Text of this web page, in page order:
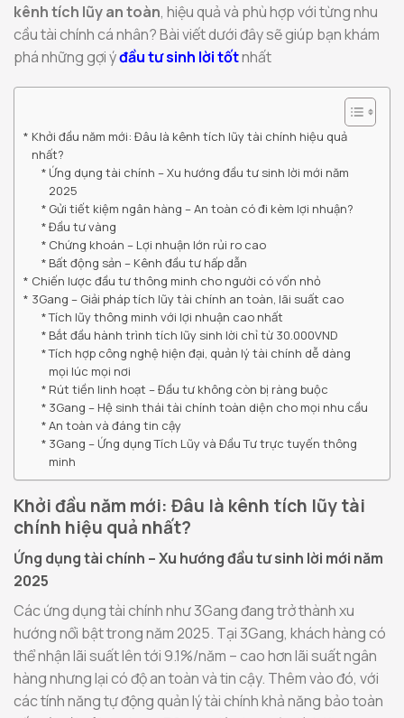
kênh tích lũy an toàn, hiệu quả và phù hợp với từng nhu
cầu tài chính cá nhân? Bài viết dưới đây sẽ giúp bạn khám
phá những gợi ýđầu tư sinh lời tốtnhất
Khởi đầu năm mới: Đâu là kênh tích lũy tài chính hiệu quả
nhất?
Ứng dụng tài chính – Xu hướng đầu tư sinh lời mới năm
2025
Gửi tiết kiệm ngân hàng – An toàn có đi kèm lợi nhuận?
Đầu tư vàng
Chứng khoán – Lợi nhuận lớn rủi ro cao
Bất động sản – Kênh đầu tư hấp dẫn
Chiến lược đầu tư thông minh cho người có vốn nhỏ
3Gang – Giải pháp tích lũy tài chính an toàn, lãi suất cao
Tích lũy thông minh với lợi nhuận cao nhất
Bắt đầu hành trình tích lũy sinh lời chỉ từ 30.000VND
Tích hợp công nghệ hiện đại, quản lý tài chính dễ dàng
mọi lúc mọi nơi
Rút tiền linh hoạt – Đầu tư không còn bị ràng buộc
3Gang – Hệ sinh thái tài chính toàn diện cho mọi nhu cầu
An toàn và đáng tin cậy
3Gang – Ứng dụng Tích Lũy và Đầu Tư trực tuyến thông
minh
Khởi đầu năm mới: Đâu là kênh tích lũy tài
chính hiệu quả nhất?
Ứng dụng tài chính – Xu hướng đầu tư sinh lời mới năm
2025
Các ứng dụng tài chính như 3Gang đang trở thành xu
hướng nổi bật trong năm 2025. Tại 3Gang, khách hàng có
thể nhận lãi suất lên tới 9.1%/năm – cao hơn lãi suất ngân
hàng nhưng lại có độ an toàn và tin cậy. Thêm vào đó, với
các tính năng tự động quản lý tài chính khả năng bảo toàn